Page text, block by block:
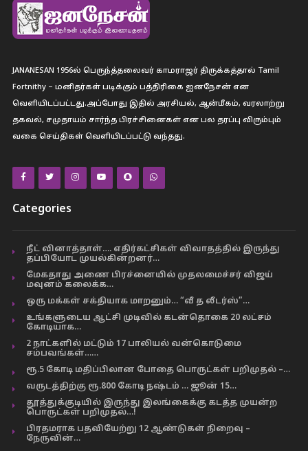
JANANESAN 1956ல் பெருந்த்தலைவர் காமராஜர் திருக்கத்தால் Tamil
Fortnithy – மனிதர்கள் படிக்கும் பத்திரிகை ஐனநேசன் என
வெளியிடப்பட்டது.அப்போது இதில் அரசியல், ஆன்மீகம், வரலாற்று
தகவல், சமுதாயம் சார்ந்த பிரச்சினைகள் என பல தரப்பு விரும்பும்
வகை செய்திகள் வெளியிடப்பட்டு வந்தது.
Categories
நீட் வினாத்தாள்…. எதிர்கட்சிகள் விவாதத்தில் இருந்து
தப்பியோட முயல்கின்றனர்…
மேகதாது அணை பிரச்னையில் முதலமைச்சர் விஜய்
மவுனம் கலைக்க…
ஒரு மக்கள் சக்தியாக மாறனும்… “வீ த லீடர்ஸ்”…
உங்களுடைய ஆட்சி முடிவில் கடன்தொகை 20 லட்சம்
கோடியாக…
2 நாட்களில் மட்டும் 17 பாலியல் வன்கொடுமை
சம்பவங்கள்……
ரூ.5 கோடி மதிப்பிலான போதை பொருட்கள் பறிமுதல் –…
வருடத்திற்கு ரூ.800 கோடி நஷ்டம் … ஜூன் 15…
தூத்துக்குடியில் இருந்து இலங்கைக்கு கடத்த முயன்ற
பொருட்கள் பறிமுதல்…!
பிரதமராக பதவியேற்று 12 ஆண்டுகள் நிறைவு –
நேருவின்…